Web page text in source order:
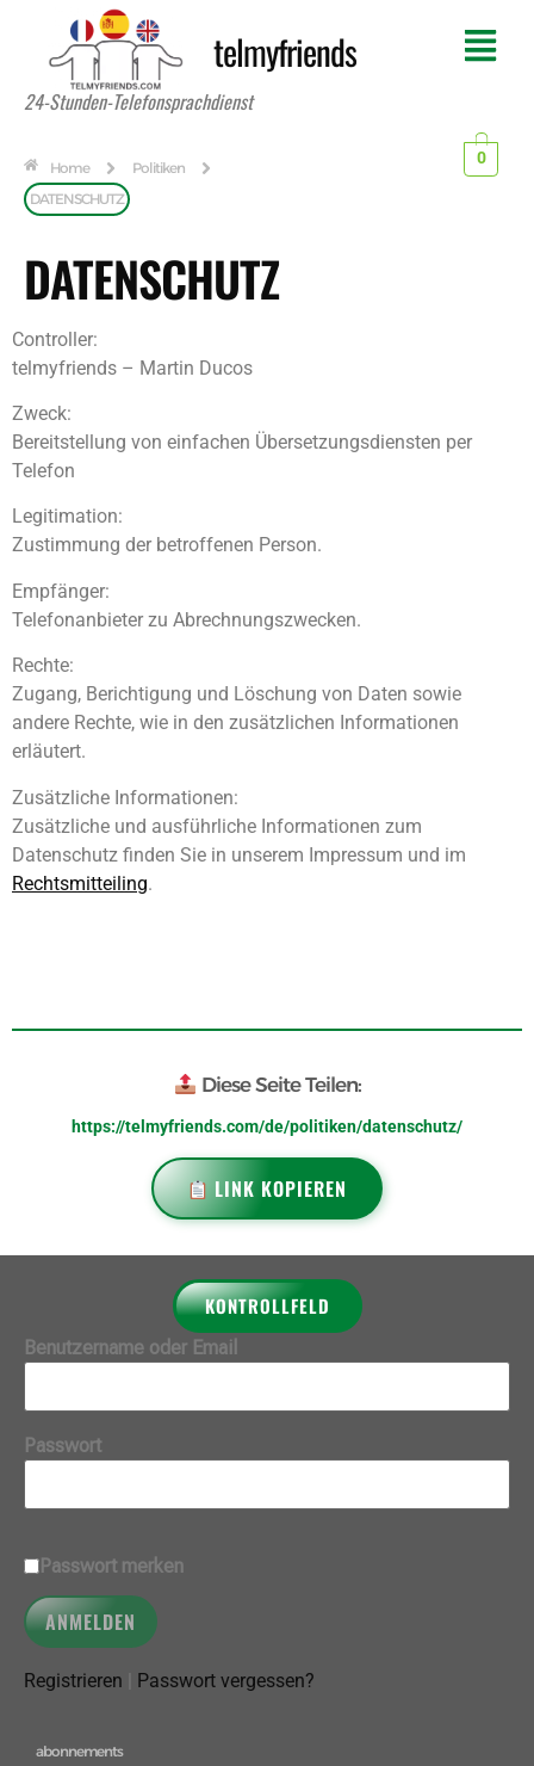
telmyfriends
24-Stunden-Telefonsprachdienst
Home
Politiken
DATENSCHUTZ
0
DATENSCHUTZ
Controller:
telmyfriends – Martin Ducos
Zweck:
Bereitstellung von einfachen Übersetzungsdiensten per
Telefon
Legitimation:
Zustimmung der betroffenen Person.
Empfänger:
Telefonanbieter zu Abrechnungszwecken.
Rechte:
Zugang, Berichtigung und Löschung von Daten sowie
andere Rechte, wie in den zusätzlichen Informationen
erläutert.
Zusätzliche Informationen:
Zusätzliche und ausführliche Informationen zum
Datenschutz finden Sie in unserem Impressum und im
Rechtsmitteiling.
Diese Seite Teilen:
https://telmyfriends.com/de/politiken/datenschutz/
LINK KOPIEREN
KONTROLLFELD
Benutzername oder Email
Passwort
Passwort merken
Registrieren Passwort vergessen?
abonnements